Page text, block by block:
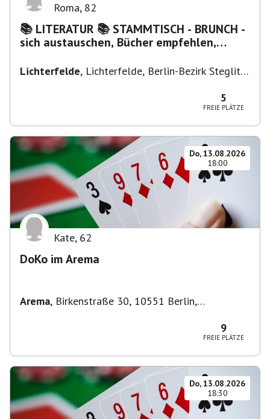
Roma, 82
📚 LITERATUR 📚 STAMMTISCH - BRUNCH -
sich austauschen, Bücher empfehlen,
Lichterfelde, Lichterfelde, Berlin-Bezirk Steglitz-
5
FREIE PLÄTZE
Do, 13.08.2026
18:00
Kate, 62
DoKo im Arema
Arema, Birkenstraße 30, 10551 Berlin,
9
FREIE PLÄTZE
Do, 13.08.2026
18:30